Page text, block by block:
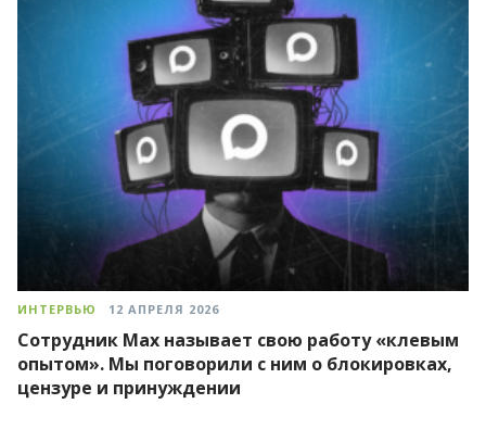
ИНТЕРВЬЮ 12 АПРЕЛЯ 2026
Сотрудник Мах называет свою работу «клевым
опытом». Мы поговорили с ним о блокировках,
цензуре и принуждении